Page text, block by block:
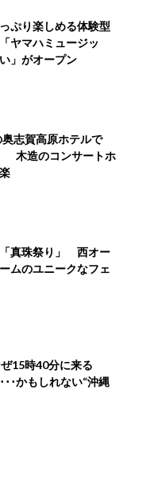
ぷり楽しめる体験型
ヤマハミュージッ
」がオープン
志賀高原ホテルで
木造のコンサートホ
真珠祭り」 西オー
ムのユニークなフェ
15時40分に来る
･かもしれない“沖縄